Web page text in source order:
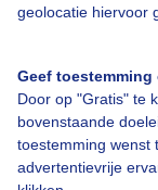
geolocatie hiervoor
Geef
Door op "Gratis" te
bovenstaande
toestemming wenst
advertentievrije
Contact
Adverteren
Buienradar Team